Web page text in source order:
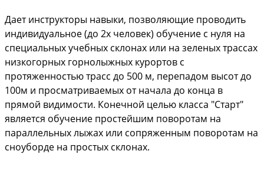
Дает инструкторы навыки, позволяющие проводить
индивидуальное (до 2х человек) обучение с нуля на
специальных учебных склонах или на зеленых трассах
низкогорных горнолыжных курортов с
протяженностью трасс до 500 м, перепадом высот до
100м и просматриваемых от начала до конца в
прямой видимости. Конечной целью класса "Старт"
является обучение простейшим поворотам на
параллельных лыжах или сопряженным поворотам на
сноуборде на простых склонах.